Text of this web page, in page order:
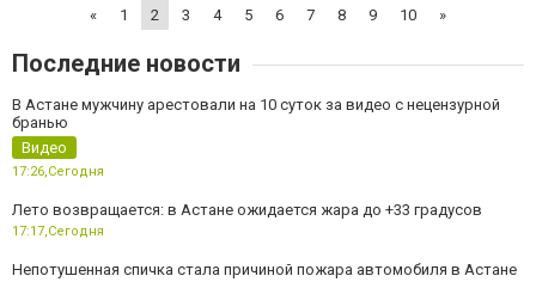
гражданина в спис...
« 1 2 3 4 5 6 7 8 9 10 »
Последние новости
В Астане мужчину арестовали на 10 суток за видео с нецензурной
бранью
Видео
17:26,Сегодня
Лето возвращается: в Астане ожидается жара до +33 градусов
17:17,Сегодня
Непотушенная спичка стала причиной пожара автомобиля в Астане